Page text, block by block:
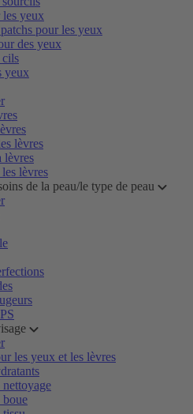
yeux
pour les yeux
des yeux
cils
yeux
lèvres
lèvres
lèvres
de la peau/le type de peau
les yeux et les lèvres
nettoyage
boue